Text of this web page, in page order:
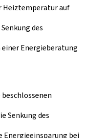
Heiztemperatur auf
des
einer Energieberatung
beschlossenen
Senkung des
Energieeinsparung bei